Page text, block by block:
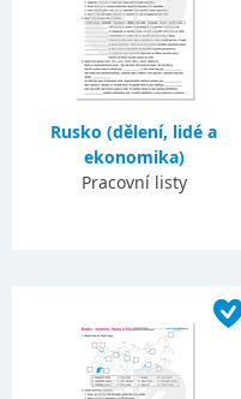
Rusko (dělení, lidé a
ekonomika)
Pracovní listy